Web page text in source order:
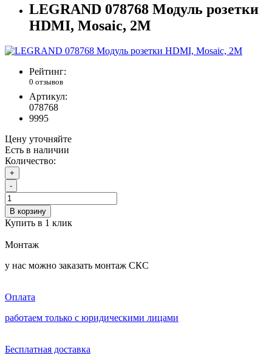
LEGRAND 078768 Модуль розетки
HDMI, Mosaic, 2М
Рейтинг:
0 отзывов
Артикул:
078768
9995
Цену уточняйте
Есть в наличии
Количество:
+
-
В корзину
Купить в 1 клик
Монтаж
у нас можно заказать монтаж СКС
Оплата
работаем только с юридическими лицами
Бесплатная доставка